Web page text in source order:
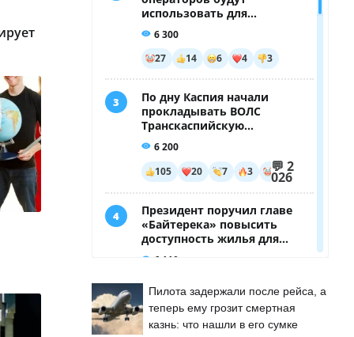
Пилота задержали после рейса, а
теперь ему грозит смертная
казнь: что нашли в его сумке